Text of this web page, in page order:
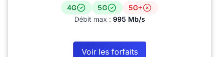
4G 5G
5G+
Débit max : 995 Mb/s
Voir les forfaits